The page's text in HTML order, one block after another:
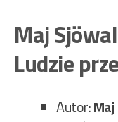
Maj
Ludzie
Autor: